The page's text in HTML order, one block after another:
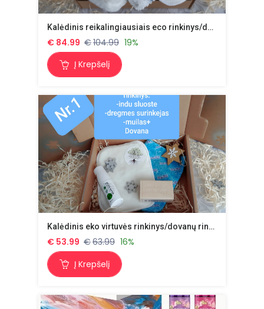
Kalėdinis reikalingiausiais eco rinkinys/dovanų rinkinys Nr.28+dovana
€ 84.99 €104.99 19%
Į Krepšelį
Kalėdinis eko virtuvės rinkinys/dovanų rinkinys Nr.27 +dovana
€ 53.99 €63.99 16%
Į Krepšelį